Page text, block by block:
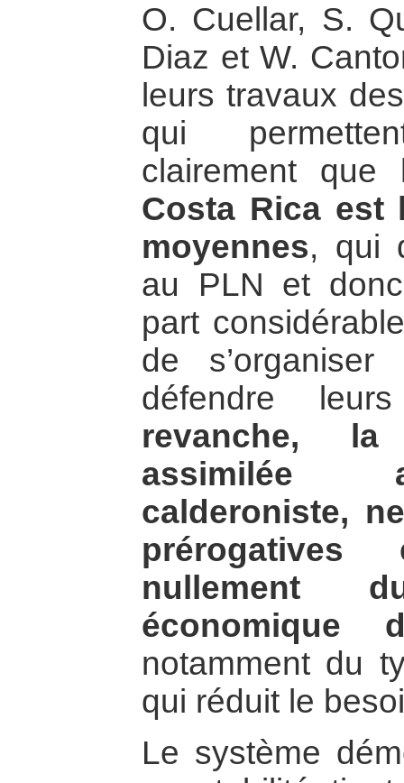
O. Cuellar, S.
Diaz et W.
leurs travaux
qui
clairement que
Costa Rica est
moyennes, qui
au PLN et
part
de
défendre
revanche,
assimilée
calderoniste,
nullement
économique
notamment du
qui réduit le
Le système